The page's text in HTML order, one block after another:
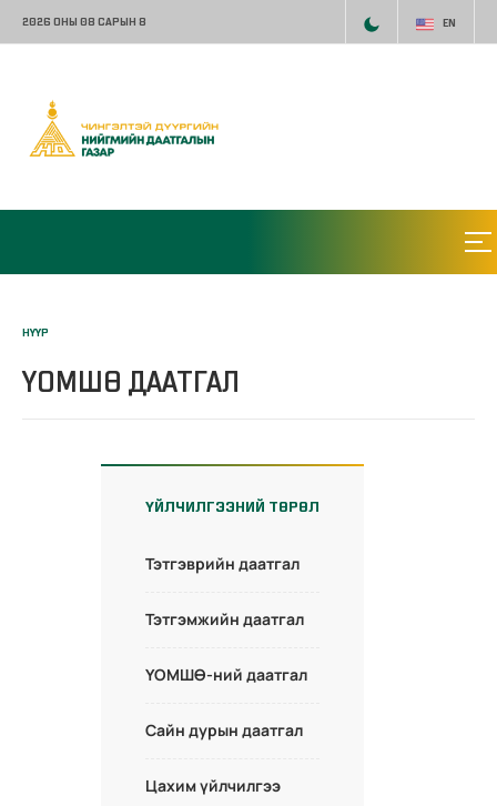
2026 ОНЫ 08 САРЫН 8 EN
НҮҮР
ҮОМШӨ ДААТГАЛ
ҮЙЛЧИЛГЭЭНИЙ ТӨРӨЛ
Тэтгэврийн даатгал
Тэтгэмжийн даатгал
ҮОМШӨ-ний даатгал
Сайн дурын даатгал
Цахим үйлчилгээ